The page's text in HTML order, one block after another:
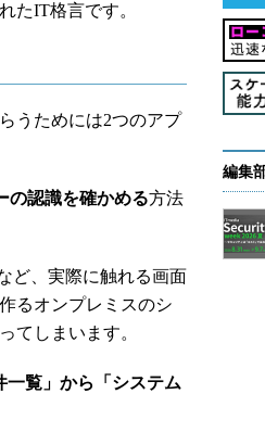
たIT格言です。
うためには2つのアプ
の認識を確かめる方法
ど、実際に触れる画面
るオンプレミスのシ
てしまいます。
一覧」から「システム
編集